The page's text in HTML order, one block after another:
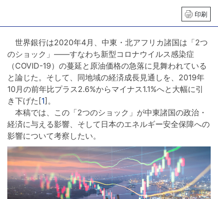
印刷
世界銀行は2020年4月、中東・北アフリカ諸国は「2つ
のショック」――すなわち新型コロナウイルス感染症
（COVID-19）の蔓延と原油価格の急落に見舞われている
と論じた。そして、同地域の経済成長見通しを、2019年
10月の前年比プラス2.6%からマイナス1.1%へと大幅に引
き下げた[1]。
本稿では、この「2つのショック」が中東諸国の政治・
経済に与える影響、そして日本のエネルギー安全保障への
影響について考察したい。